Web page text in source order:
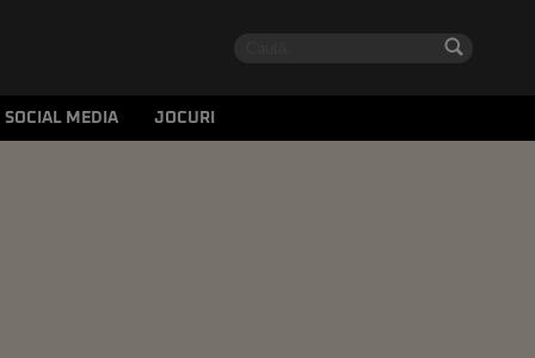
SOCIAL MEDIA JOCURI